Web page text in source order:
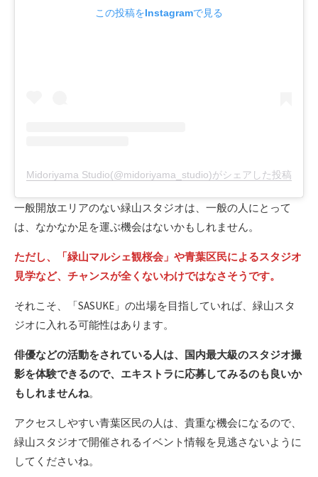
この投稿をInstagramで見る
Midoriyama Studio(@midoriyama_studio)がシェアした投稿
一般開放エリアのない緑山スタジオは、一般の人にとって
は、なかなか足を運ぶ機会はないかもしれません。
ただし、「緑山マルシェ観桜会」や青葉区民によるスタジオ
見学など、チャンスが全くないわけではなさそうです。
それこそ、「SASUKE」の出場を目指していれば、緑山スタ
ジオに入れる可能性はあります。
俳優などの活動をされている人は、国内最大級のスタジオ撮
影を体験できるので、エキストラに応募してみるのも良いか
もしれませんね。
アクセスしやすい青葉区民の人は、貴重な機会になるので、
緑山スタジオで開催されるイベント情報を見逃さないように
してくださいね。